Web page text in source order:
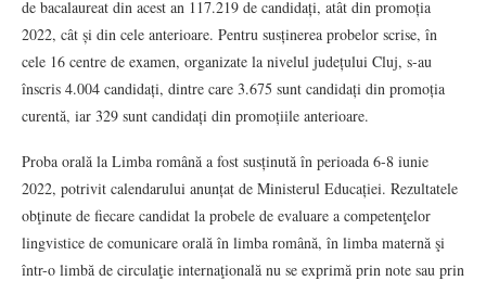
de bacalaureat din acest an 117.219 de candidați, atât din promoția
2022, cât și din cele anterioare. Pentru susținerea probelor scrise, în
cele 16 centre de examen, organizate la nivelul județului Cluj, s-au
înscris 4.004 candidați, dintre care 3.675 sunt candidați din promoția
curentă, iar 329 sunt candidați din promoțiile anterioare.
Proba orală la Limba română a fost susținută în perioada 6-8 iunie
2022, potrivit calendarului anunțat de Ministerul Educației. Rezultatele
obţinute de fiecare candidat la probele de evaluare a competenţelor
lingvistice de comunicare orală în limba română, în limba maternă şi
într-o limbă de circulaţie internaţională nu se exprimă prin note sau prin